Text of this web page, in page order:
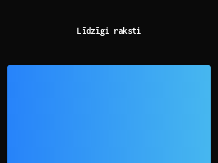
Līdzīgi raksti